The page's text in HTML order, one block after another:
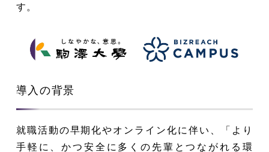
す。
導入の背景
就職活動の早期化やオンライン化に伴い、「より
手軽に、かつ安全に多くの先輩とつながれる環